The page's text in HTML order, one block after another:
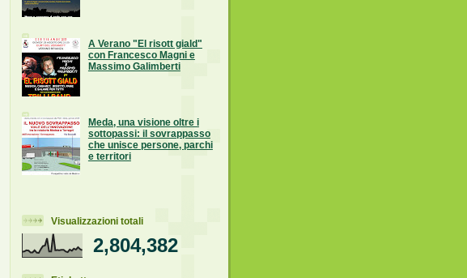
A Verano "El risott giald"
con Francesco Magni e
Massimo Galimberti
Meda, una visione oltre i
sottopassi: il sovrappasso
che unisce persone, parchi
e territori
Visualizzazioni totali
2,804,382